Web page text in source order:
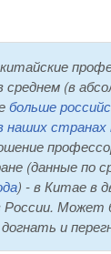
(в
больше
странах
(данные по
) - в Китае в
России.
и